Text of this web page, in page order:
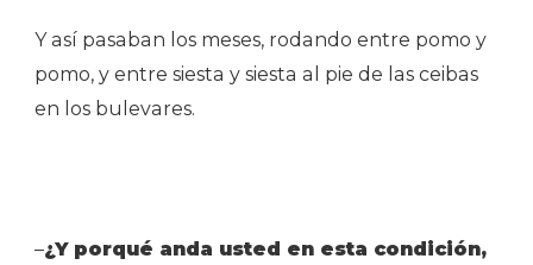
Y así pasaban los meses, rodando entre pomo y
pomo, y entre siesta y siesta al pie de las ceibas
en los bulevares.
–¿Y porqué anda usted en esta condición,